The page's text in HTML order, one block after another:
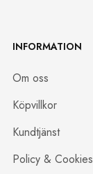
INFORMATION
Om oss
Köpvillkor
Kundtjänst
Policy & Cookies